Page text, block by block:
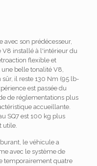
avec son prédécesseur,
V8 installé à l'intérieur du
flexible et
belle tonalité V8,
il reste 130 Nm (95 lb-
est passée du
de réglementations plus
accueillante.
SQ7 est 100 kg plus
utile.
le véhicule a
avec le système de
temporairement quatre